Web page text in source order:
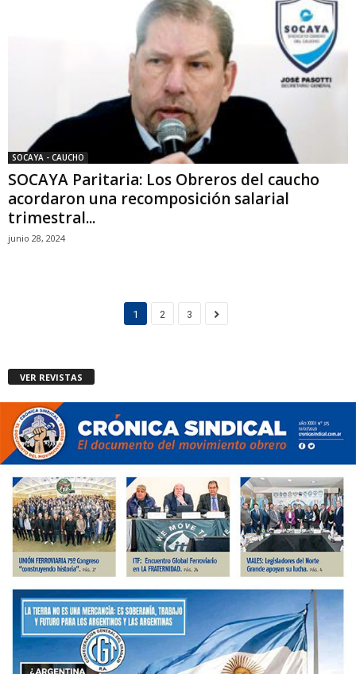
SOCAYA - CAUCHO
SOCAYA Paritaria: Los Obreros del caucho
acordaron una recomposición salarial
trimestral...
junio 28, 2024
1 2 3
VER REVISTAS